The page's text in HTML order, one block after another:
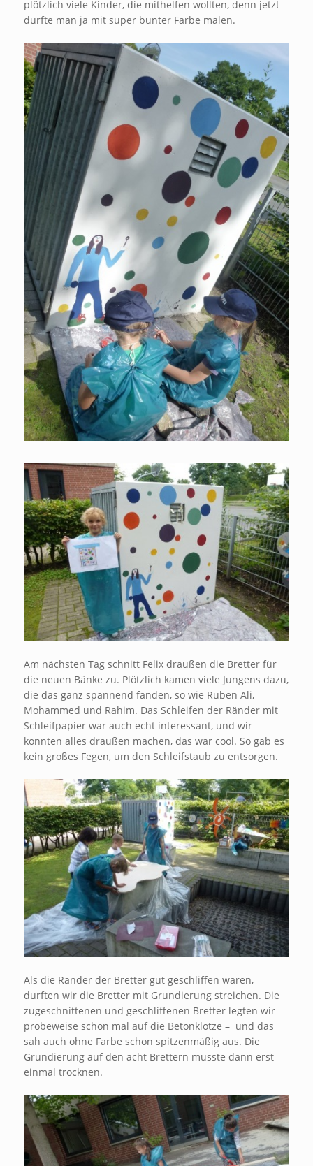
plötzlich viele Kinder, die mithelfen wollten, denn jetzt
durfte man ja mit super bunter Farbe malen.
Am nächsten Tag schnitt Felix draußen die Bretter für
die neuen Bänke zu. Plötzlich kamen viele Jungens dazu,
die das ganz spannend fanden, so wie Ruben Ali,
Mohammed und Rahim. Das Schleifen der Ränder mit
Schleifpapier war auch echt interessant, und wir
konnten alles draußen machen, das war cool. So gab es
kein großes Fegen, um den Schleifstaub zu entsorgen.
Als die Ränder der Bretter gut geschliffen waren,
durften wir die Bretter mit Grundierung streichen. Die
zugeschnittenen und geschliffenen Bretter legten wir
probeweise schon mal auf die Betonklötze – und das
sah auch ohne Farbe schon spitzenmäßig aus. Die
Grundierung auf den acht Brettern musste dann erst
einmal trocknen.